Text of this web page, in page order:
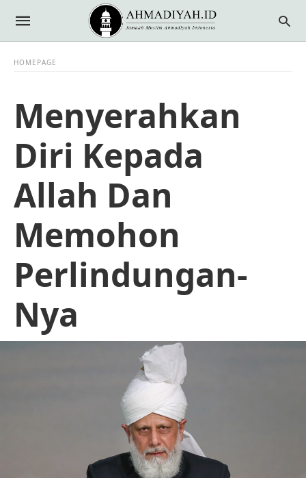
HOMEPAGE
Menyerahkan
Diri Kepada
Allah Dan
Memohon
Perlindungan-
Nya